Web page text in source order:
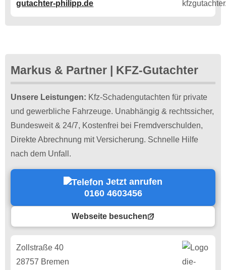
gutachter-philipp.de
Markus & Partner | KFZ-Gutachter
Unsere Leistungen: Kfz-Schadengutachten für private
und gewerbliche Fahrzeuge. Unabhängig & rechtssicher,
Bundesweit & 24/7, Kostenfrei bei Fremdverschulden,
Direkte Abrechnung mit Versicherung. Schnelle Hilfe
nach dem Unfall.
Jetzt anrufen
0160 4603456
Webseite besuchen
Zollstraße 40
28757 Bremen